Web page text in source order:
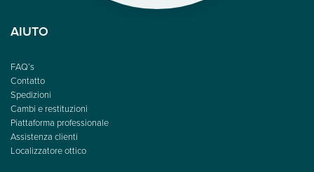
AIUTO
FAQ’s
Contatto
Spedizioni
Cambi e restituzioni
Piattaforma professionale
Assistenza clienti
Localizzatore ottico